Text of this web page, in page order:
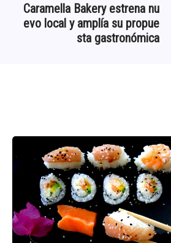
Caramella Bakery estrena nu
evo local y amplía su propue
sta gastronómica